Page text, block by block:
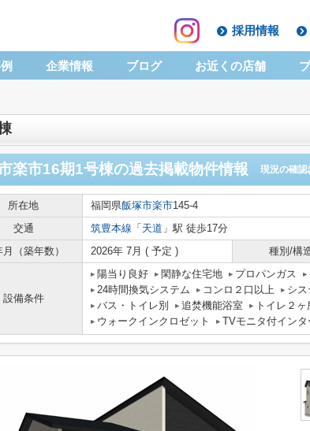
採用情報
企業情報 ブログ お近くの店舗
楽市16期1号棟の過去掲載物件情報 現況の確認
所在地 福岡県飯塚市楽市145-4
交通
筑豊本線 「 天道 」駅 徒歩17分
（築年数）
2026年 7月 ( 予定 ) 種別/構
設備条件
陽当り良好 閑静な住宅地 プロパンガス
24時間換気システム
コンロ２口以上 シ
バス・トイレ別
追焚機能浴室 トイレ２ヶ
ウォークインクロゼット
TVモニタ付インタ